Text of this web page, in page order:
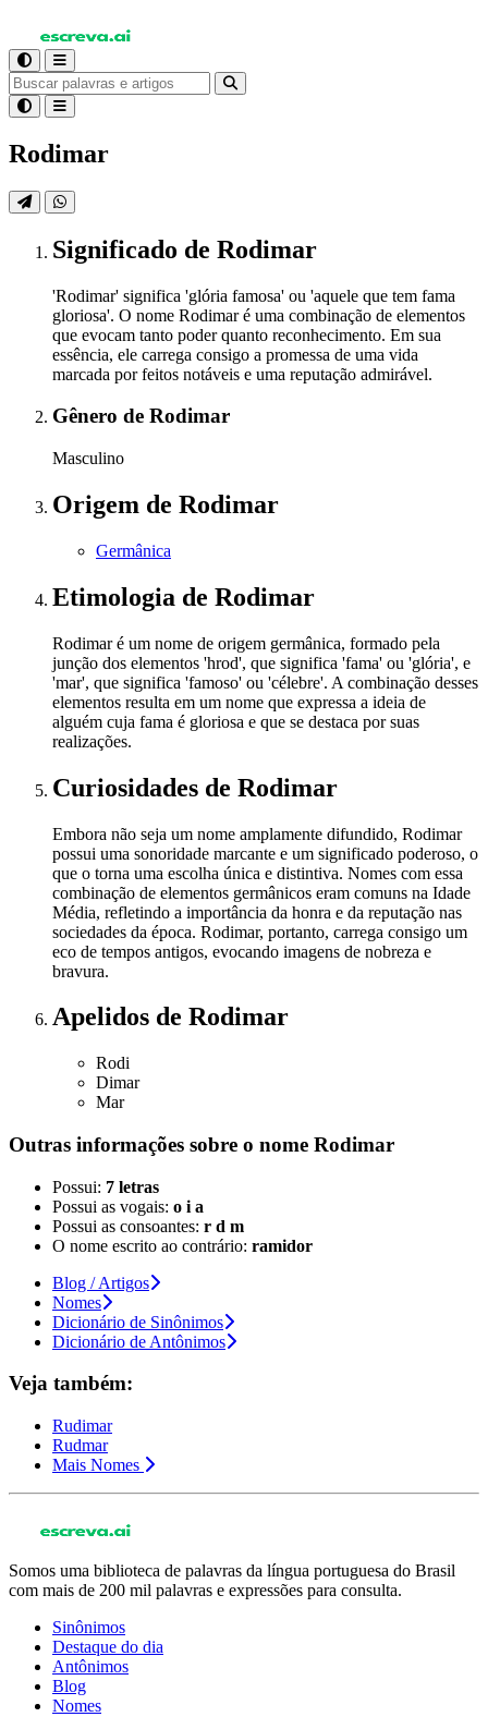
Rodimar
Significado de Rodimar
'Rodimar' significa 'glória famosa' ou 'aquele que tem fama
gloriosa'. O nome Rodimar é uma combinação de elementos
que evocam tanto poder quanto reconhecimento. Em sua
essência, ele carrega consigo a promessa de uma vida
marcada por feitos notáveis e uma reputação admirável.
Gênero de Rodimar
Masculino
Origem de Rodimar
Germânica
Etimologia de Rodimar
Rodimar é um nome de origem germânica, formado pela
junção dos elementos 'hrod', que significa 'fama' ou 'glória', e
'mar', que significa 'famoso' ou 'célebre'. A combinação desses
elementos resulta em um nome que expressa a ideia de
alguém cuja fama é gloriosa e que se destaca por suas
realizações.
Curiosidades de Rodimar
Embora não seja um nome amplamente difundido, Rodimar
possui uma sonoridade marcante e um significado poderoso, o
que o torna uma escolha única e distintiva. Nomes com essa
combinação de elementos germânicos eram comuns na Idade
Média, refletindo a importância da honra e da reputação nas
sociedades da época. Rodimar, portanto, carrega consigo um
eco de tempos antigos, evocando imagens de nobreza e
bravura.
Apelidos de Rodimar
Rodi
Dimar
Mar
Outras informações sobre o nome Rodimar
Possui: 7 letras
Possui as vogais: o i a
Possui as consoantes: r d m
O nome escrito ao contrário: ramidor
Blog / Artigos
Nomes
Dicionário de Sinônimos
Dicionário de Antônimos
Veja também:
Rudimar
Rudmar
Mais Nomes
Somos uma biblioteca de palavras da língua portuguesa do Brasil
com mais de 200 mil palavras e expressões para consulta.
Sinônimos
Destaque do dia
Antônimos
Blog
Nomes